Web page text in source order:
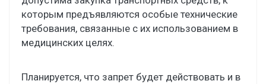
которым предъявляются особые технические
требования, связанные с их использованием в
медицинских целях.
Планируется, что запрет будет действовать и в